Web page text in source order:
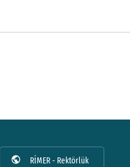
public
RİMER - Rektörlük